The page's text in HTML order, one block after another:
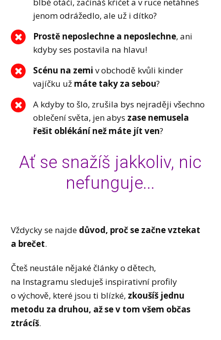
blbě otáčí, začínáš křičet a v ruce netáhneš
jenom odrážedlo, ale už i dítko?
Prostě neposlechne a neposlechne, ani
kdyby ses postavila na hlavu!
Scénu na zemiv obchodě kvůli kinder
vajíčku už máte taky za sebou?
A kdyby to šlo, zrušila bys nejraději všechno
oblečení světa, jen abys zase nemusela
řešit oblékání než máte jít ven?
Ať se snažíš jakkoliv, nic
nefunguje...
Vždycky se najde důvod, proč se začne vztekat
a brečet.
Čteš neustále nějaké články o dětech,
na Instagramu sleduješ inspirativní profily
o výchově, které jsou ti blízké, zkoušíš jednu
metodu za druhou, až se v tom všem občas
ztrácíš.